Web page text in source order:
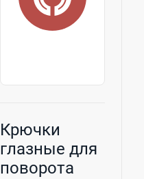
Крючки
глазные для
поворота